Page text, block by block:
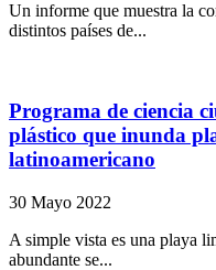
Un informe que muestra la
distintos países de...
Programa de ciencia
plástico que inunda
latinoamericano
30 Mayo 2022
A simple vista es una playa
abundante se...